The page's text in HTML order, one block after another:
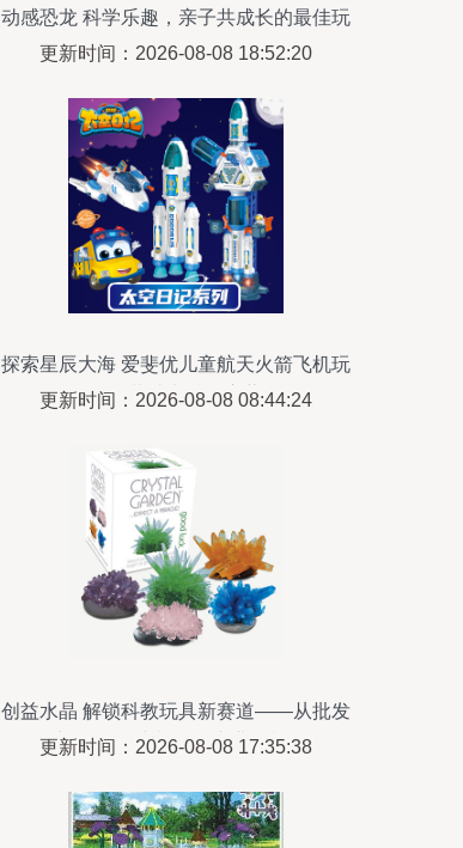
动感恐龙 科学乐趣，亲子共成长的最佳玩
具
更新时间：2026-08-08 18:52:20
探索星辰大海 爱斐优儿童航天火箭飞机玩
具套装助力科教启蒙
更新时间：2026-08-08 08:44:24
创益水晶 解锁科教玩具新赛道——从批发
采购到DIY生长的全产业链机遇
更新时间：2026-08-08 17:35:38